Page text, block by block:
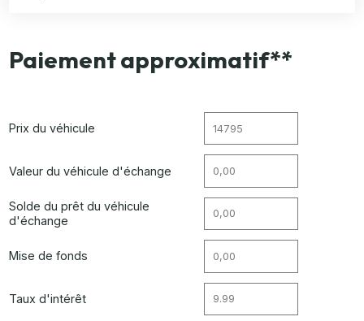
Paiement approximatif**
Prix du véhicule
Valeur du véhicule d'échange
Solde du prêt du véhicule
d'échange
Mise de fonds
Taux d'intérêt